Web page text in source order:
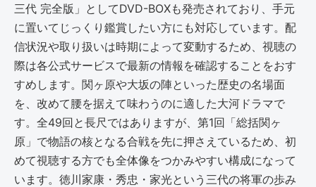
三代 完全版」としてDVD-BOXも発売されており、手元
に置いてじっくり鑑賞したい方にも対応しています。配
信状況や取り扱いは時期によって変動するため、視聴の
際は各公式サービスで最新の情報を確認することをおす
すめします。関ヶ原や大坂の陣といった歴史の名場面
を、改めて腰を据えて味わうのに適した大河ドラマで
す。全49回と長尺ではありますが、第1回「総括関ヶ
原」で物語の核となる合戦を先に押さえているため、初
めて視聴する方でも全体像をつかみやすい構成になって
います。徳川家康・秀忠・家光という三代の将軍の歩み